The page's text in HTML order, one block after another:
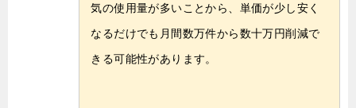
気の使用量が多いことから、単価が少し安く
なるだけでも月間数万件から数十万円削減で
きる可能性があります。